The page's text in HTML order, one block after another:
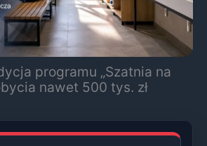
programu „Szatnia na
nawet 500 tys. zł